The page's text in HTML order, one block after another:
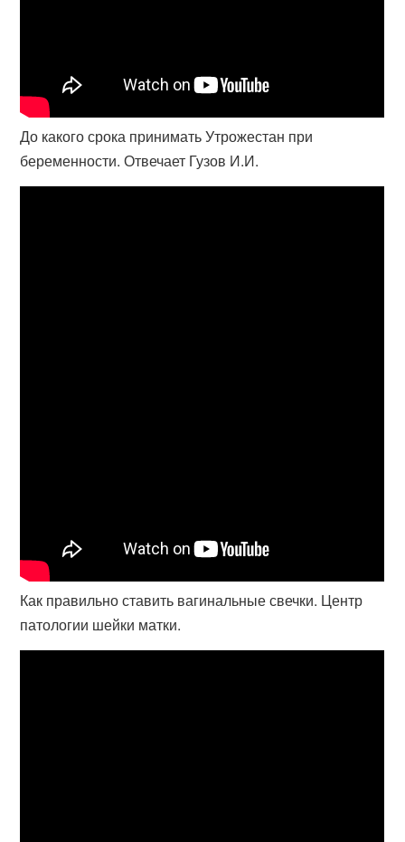
До какого срока принимать Утрожестан при
беременности. Отвечает Гузов И.И.
Как правильно ставить вагинальные свечки. Центр
патологии шейки матки.